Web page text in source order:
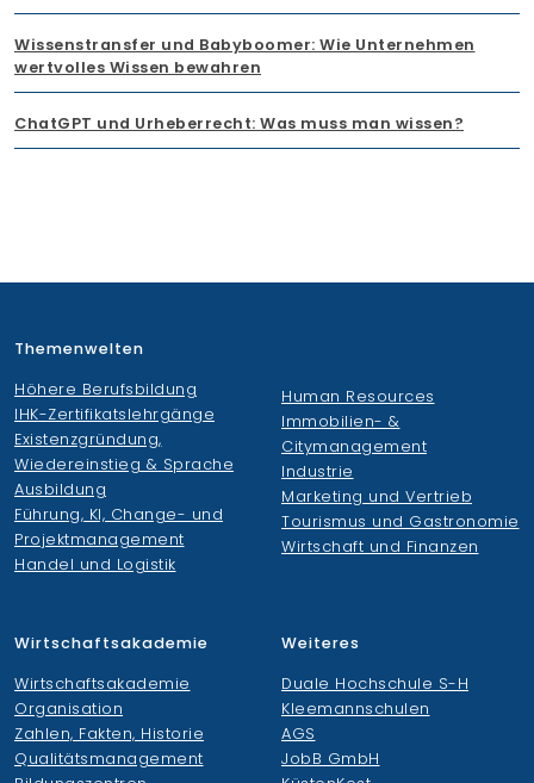
Wissenstransfer und Babyboomer: Wie Unternehmen
wertvolles Wissen bewahren
ChatGPT und Urheberrecht: Was muss man wissen?
Themenwelten
Höhere Berufsbildung
IHK-Zertifikatslehrgänge
Existenzgründung,
Wiedereinstieg & Sprache
Ausbildung
Führung, KI, Change- und
Projektmanagement
Handel und Logistik
Human Resources
Immobilien- &
Citymanagement
Industrie
Marketing und Vertrieb
Tourismus und Gastronomie
Wirtschaft und Finanzen
Wirtschaftsakademie
Wirtschaftsakademie
Organisation
Zahlen, Fakten, Historie
Qualitätsmanagement
Weiteres
Duale Hochschule S-H
Kleemannschulen
AGS
JobB GmbH